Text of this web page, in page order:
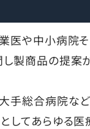
医や中小病院
製商品の提案
手総合病院な
してあらゆる